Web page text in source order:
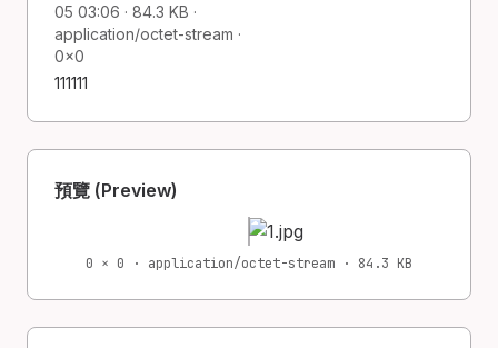
05 03:06 · 84.3 KB ·
application/octet-stream ·
0×0
111111
預覽 (Preview)
0 × 0 · application/octet-stream · 84.3 KB